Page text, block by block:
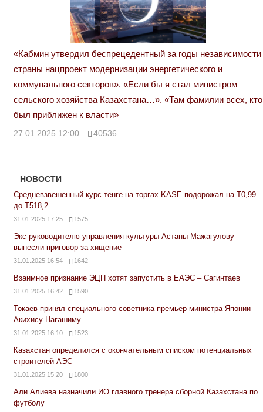
«Кабмин утвердил беспрецедентный за годы независимости
страны нацпроект модернизации энергетического и
коммунального секторов». «Если бы я стал министром
сельского хозяйства Казахстана…». «Там фамилии всех, кто
был приближен к власти»
27.01.2025 12:00 40536
НОВОСТИ
Средневзвешенный курс тенге на торгах KASE подорожал на Т0,99
до Т518,2
31.01.2025 17:25 1575
Экс-руководителю управления культуры Астаны Мажагулову
вынесли приговор за хищение
31.01.2025 16:54 1642
Взаимное признание ЭЦП хотят запустить в ЕАЭС – Сагинтаев
31.01.2025 16:42 1590
Токаев принял специального советника премьер-министра Японии
Акихису Нагашиму
31.01.2025 16:10 1523
Казахстан определился с окончательным списком потенциальных
строителей АЭС
31.01.2025 15:20 1800
Али Алиева назначили ИО главного тренера сборной Казахстана по
футболу